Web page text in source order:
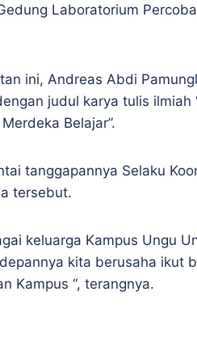
Laboratorium
ini, Andreas Abdi
judul karya tulis ilmiah
Belajar”.
tanggapannya Selaku
tersebut.
keluarga Kampus Ungu
kita berusaha ikut
Kampus “, terangnya.